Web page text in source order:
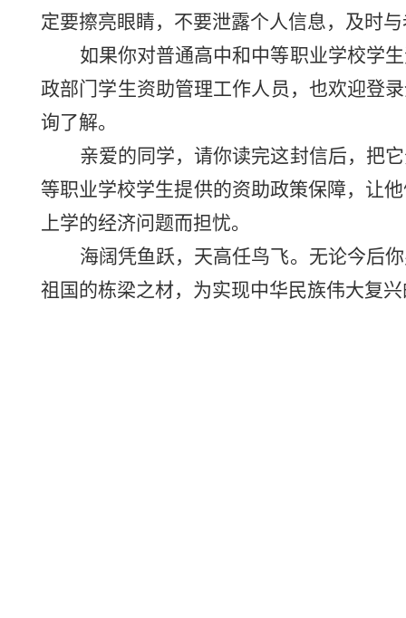
定要擦亮眼睛，不要泄露个人信息，及时与
如果你对普通高中和中等职业学校学
政部门学生资助管理工作人员，也欢迎登录
询了解。
亲爱的同学，请你读完这封信后，把它
等职业学校学生提供的资助政策保障， 让
上学的经济问题而担忧。
海阔凭鱼跃，天高任鸟飞。无论今后
祖国的栋梁之材，为实现中华民族伟大复